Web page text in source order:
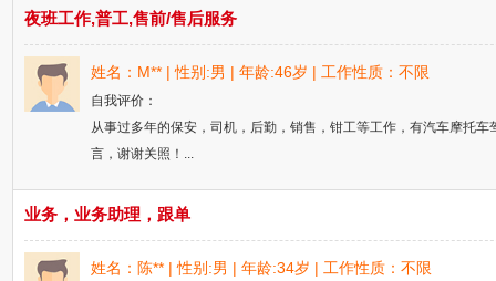
夜班工作,普工,售前/售后服务
姓名：M** | 性别:男 | 年龄:46岁 | 工作性质：不限
自我评价：
从事过多年的保安，司机，后勤，销售，钳工等工作，有汽车摩托
言，谢谢关照！...
业务，业务助理，跟单
姓名：陈** | 性别:男 | 年龄:34岁 | 工作性质：不限